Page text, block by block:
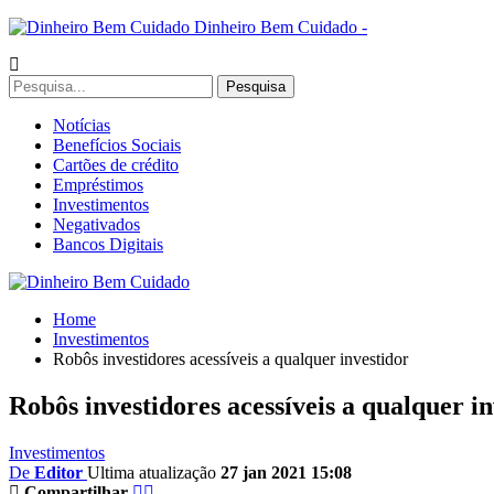
Dinheiro Bem Cuidado -
Notícias
Benefícios Sociais
Cartões de crédito
Empréstimos
Investimentos
Negativados
Bancos Digitais
Home
Investimentos
Robôs investidores acessíveis a qualquer investidor
Robôs investidores acessíveis a qualquer
Investimentos
De Editor Ultima atualização 27 jan 2021 15:08